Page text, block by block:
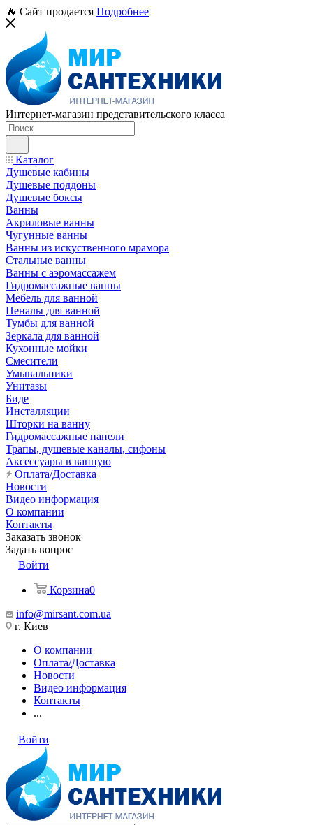
🔥 Сайт продается Подробнее
Интернет-магазин представительского класса
Каталог
Душевые кабины
Душевые поддоны
Душевые боксы
Ванны
Акриловые ванны
Чугунные ванны
Ванны из искуственного мрамора
Стальные ванны
Ванны с аэромассажем
Гидромассажные ванны
Мебель для ванной
Пеналы для ванной
Тумбы для ванной
Зеркала для ванной
Кухонные мойки
Смесители
Умывальники
Унитазы
Биде
Инсталляции
Шторки на ванну
Гидромассажные панели
Трапы, душевые каналы, сифоны
Аксессуары в ванную
Оплата/Доставка
Новости
Видео информация
О компании
Контакты
Заказать звонок
Задать вопрос
Войти
Корзина0
info@mirsant.com.ua
г. Киев
О компании
Оплата/Доставка
Новости
Видео информация
Контакты
...
Войти